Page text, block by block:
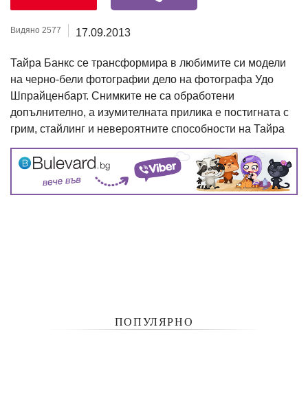
Видяно 2577 17.09.2013
Тайра Банкс се трансформира в любимите си модели
на черно-бели фотографии дело на фотографа Удо
Шпрайценбарт. Снимките не са обработени
допълнително, а изумителната прилика е постигната с
грим, стайлинг и невероятните способности на Тайра
ПОПУЛЯРНО